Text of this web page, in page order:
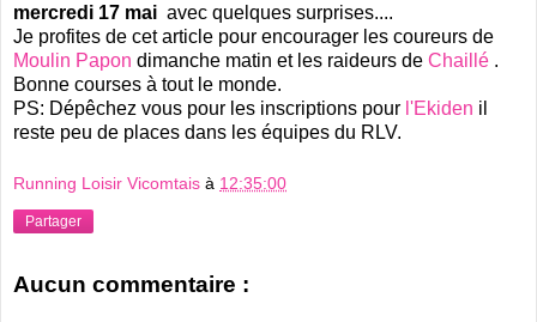
mercredi 17 mai avec quelques surprises....
Je profites de cet article pour encourager les coureurs de
Moulin Papon dimanche matin et les raideurs de Chaillé .
Bonne courses à tout le monde.
PS: Dépêchez vous pour les inscriptions pour l'Ekiden il
reste peu de places dans les équipes du RLV.
Running Loisir Vicomtais à 12:35:00
Partager
Aucun commentaire :